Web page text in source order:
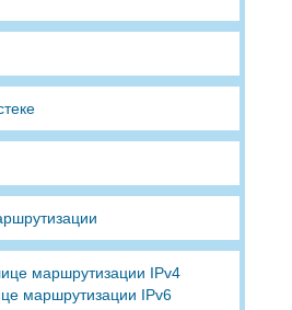
маршрутизации IPv4
маршрутизации IPv6